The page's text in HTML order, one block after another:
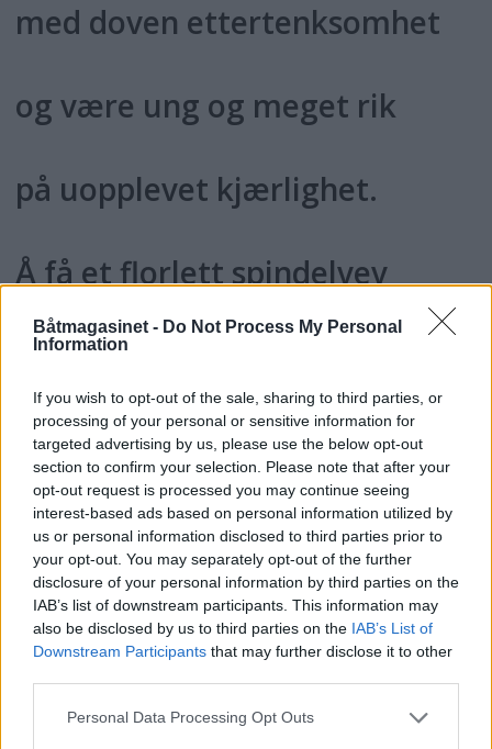
Båtmagasinet - Do Not Process My Personal
Information
If you wish to opt-out of the sale, sharing to third parties, or
processing of your personal or sensitive information for
targeted advertising by us, please use the below opt-out
section to confirm your selection. Please note that after your
opt-out request is processed you may continue seeing
interest-based ads based on personal information utilized by
us or personal information disclosed to third parties prior to
your opt-out. You may separately opt-out of the further
disclosure of your personal information by third parties on the
IAB’s list of downstream participants. This information may
also be disclosed by us to third parties on the IAB’s List of
Downstream Participants that may further disclose it to other
Personal Data Processing Opt Outs
med doven ettertenksomhet
og være ung og meget rik
på uopplevet kjærlighet.
Å få et florlett spindelvev
som kjærtegn over munn og
kinn
og tenke litt på vær og vind.
Be prestekravene om råd
og kanskje ja - og kanskje nei –
han elsker - elsker ikke meg.